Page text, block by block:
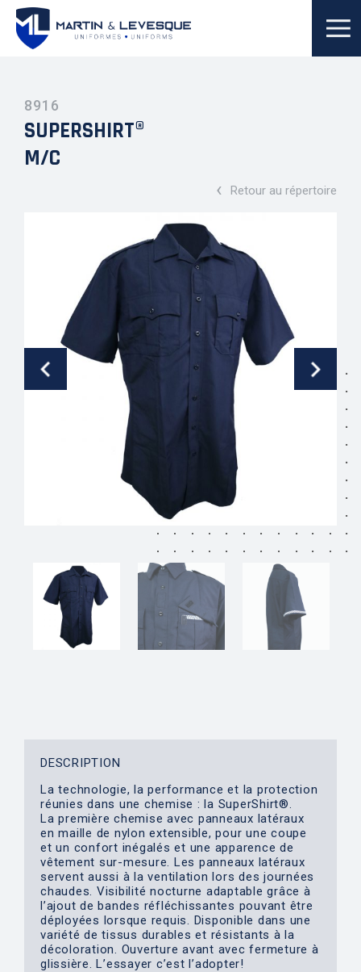
SUPERSHIRT®
M/C
8916
‹ Retour au répertoire
DESCRIPTION
La technologie, la performance et la protection
réunies dans une chemise : la SuperShirt®.
La première chemise avec panneaux latéraux
en maille de nylon extensible, pour une coupe
et un confort inégalés et une apparence de
vêtement sur-mesure. Les panneaux latéraux
servent aussi à la ventilation lors des journées
chaudes. Visibilité nocturne adaptable grâce à
l’ajout de bandes réfléchissantes pouvant être
déployées lorsque requis. Disponible dans une
variété de tissus durables et résistants à la
décoloration. Ouverture avant avec fermeture à
glissière. L’essayer c’est l’adopter!